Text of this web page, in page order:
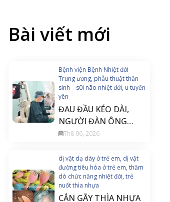
Bài viết mới
Bệnh viện Bệnh Nhiệt đới
Trung ương, phẫu thuật thần
sinh – s0i não nhiệt đới, u tuyến
yên
ĐAU ĐẦU KÉO DÀI,
NGƯỜI ĐÀN ÔNG
PHÁT HIỆN U TUYẾN
Th8 06, 2026
dị vật dạ dày ở trẻ em, dị vật
đường tiêu hóa ở trẻ em, thăm
dò chức năng nhiệt đới, trẻ
nuốt thìa nhựa
CẮN GÃY THÌA NHỰA